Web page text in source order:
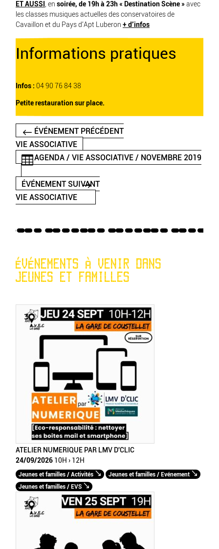
ET AUSSI , en soirée, de 19h à 23h « Destination Scène » avec
les classes musiques actuelles des conservatoires de
Cavaillon et du Pays d’Apt Luberon + d’infos
Informations pratiques
Infos : 04 90 76 84 38
Petite restauration sur place.
ÉVÉNEMENT PRÉCÉDENT
VIE ASSOCIATIVE
AGENDA / VIE ASSOCIATIVE / NOVEMBRE 2019
ÉVÉNEMENT SUIVANT
VIE ASSOCIATIVE
ÉVÉNEMENTS À VENIR DANS
JEUNES ET FAMILLES
ATELIER NUMERIQUE PAR LMV D'CLIC
24/09/2026 10H › 12H
Jeunes et familles / Activités
Jeunes et familles / Evénement
Jeunes et familles / EVS